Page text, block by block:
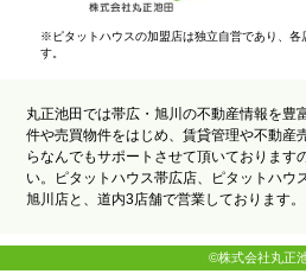
※ピタットハウスの加盟店は独立自営であり、各
す。
丸正池田では帯広・旭川の不動産情報を豊
件や売買物件をはじめ、賃貸管理や不動産
らなんでもサポートさせて頂いております
い。ピタットハウス帯広店、ピタットハウ
旭川店と、道内3店舗で営業しております
©株式会社丸正